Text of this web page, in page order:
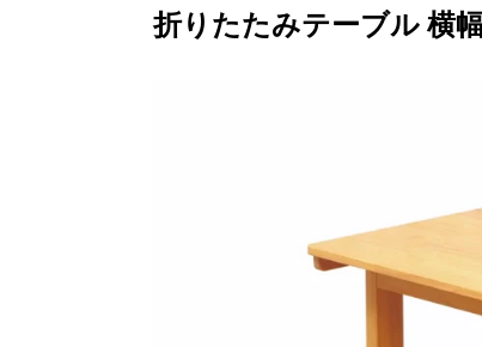
折りたたみテーブル 横